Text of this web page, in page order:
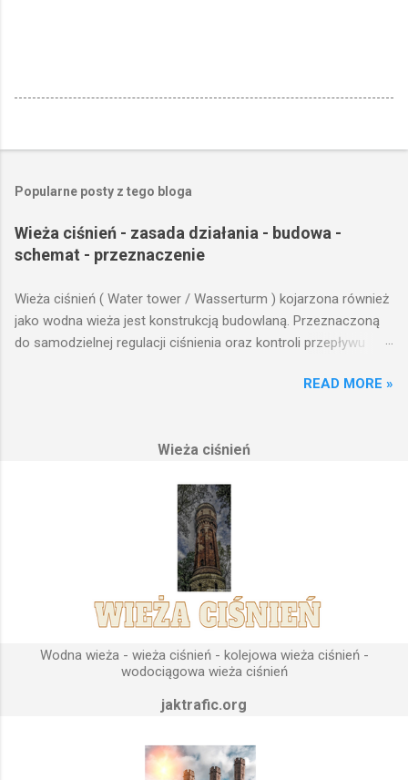
Popularne posty z tego bloga
Wieża ciśnień - zasada działania - budowa -
schemat - przeznaczenie
Wieża ciśnień ( Water tower / Wasserturm ) kojarzona również
jako wodna wieża jest konstrukcją budowlaną. Przeznaczoną
do samodzielnej regulacji ciśnienia oraz kontroli przepływu
na którym została wzniesiona. Wieża ciśnień jest obiektem
fundamenty modułu infrastruktury wodnej, zaplanowanej dla
Podstawową funkcją wież ciśnień jest zwiększanie ciśnienia
wody do dystrybucji. Zasada działania wieży ciśnień Cechą
priorytetową przy projektowaniu wieży ciśnień jest wyszukanie
odpowiedniego terenu pod przyszłe fundamenty obiektu.
Konstrukcja, aby mogła być w pełni funkcjonalna musi zostać
wybudowana na najwyższym lokalnym wzniesieniu. Ponieważ
gromadząca się woda w zbiorniku wieży ciśnień musi być
umieszczona wyżej, niż instalacje wodne znajdujące się u
odbiorców. Schema...
READ MORE »
Wieża ciśnień
Wodna wieża - wieża ciśnień - kolejowa wieża ciśnień -
wodociągowa wieża ciśnień
jaktrafic.org